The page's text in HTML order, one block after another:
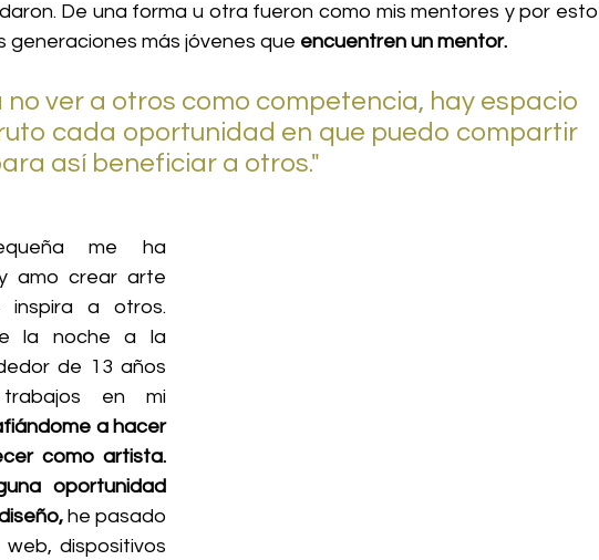
De una forma u otra fueron como mis mentores y por esto
generaciones más jóvenes que encuentren un mentor.
cada oportunidad en que puedo compartir
así beneficiar a otros."
me ha
amo crear arte
inspira a otros.
la noche a la
de 13 años
en mi
a hacer
como artista.
oportunidad
he pasado
dispositivos